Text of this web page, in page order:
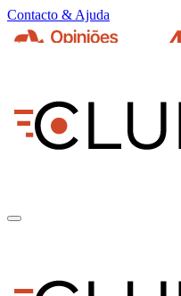
Contacto & Ajuda